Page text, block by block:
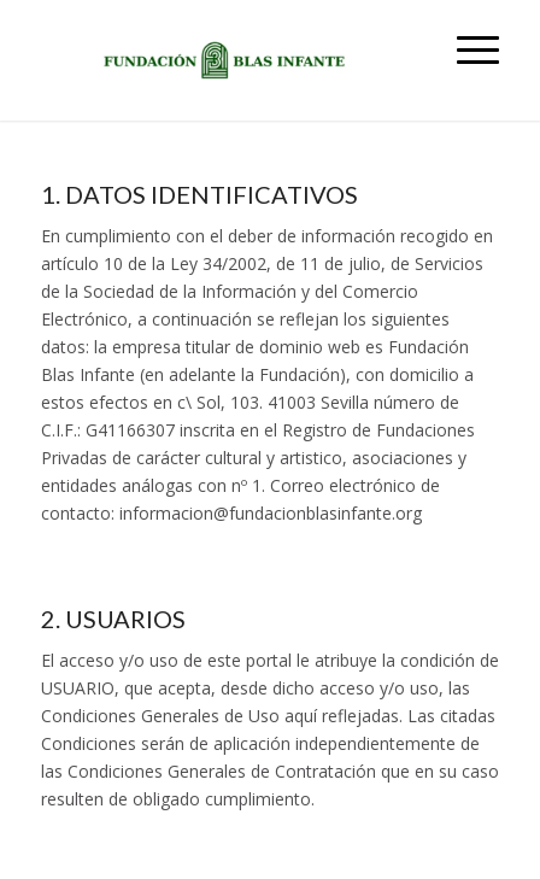
1. DATOS IDENTIFICATIVOS
En cumplimiento con el deber de información recogido en
artículo 10 de la Ley 34/2002, de 11 de julio, de Servicios
de la Sociedad de la Información y del Comercio
Electrónico, a continuación se reflejan los siguientes
datos: la empresa titular de dominio web es Fundación
Blas Infante (en adelante la Fundación), con domicilio a
estos efectos en c\ Sol, 103. 41003 Sevilla número de
C.I.F.: G41166307 inscrita en el Registro de Fundaciones
Privadas de carácter cultural y artistico, asociaciones y
entidades análogas con nº 1. Correo electrónico de
contacto: informacion@fundacionblasinfante.org
2. USUARIOS
El acceso y/o uso de este portal le atribuye la condición de
USUARIO, que acepta, desde dicho acceso y/o uso, las
Condiciones Generales de Uso aquí reflejadas. Las citadas
Condiciones serán de aplicación independientemente de
las Condiciones Generales de Contratación que en su caso
resulten de obligado cumplimiento.